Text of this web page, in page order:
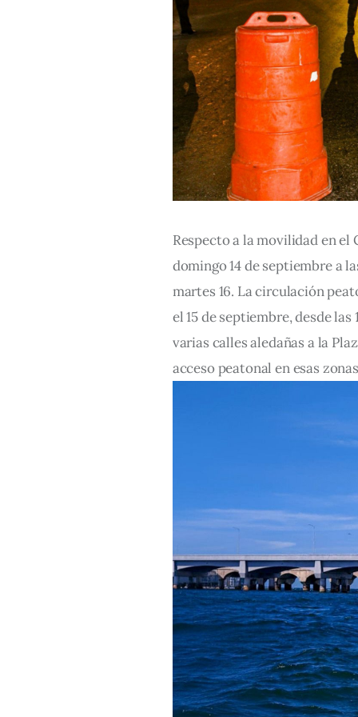
Respecto a la movilidad en
domingo 14 de septiembre a
martes 16. La circulación
el 15 de septiembre, desde
varias calles aledañas a la
acceso peatonal en esas